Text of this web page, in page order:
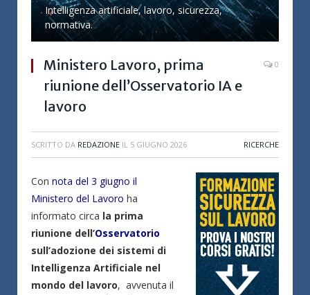
Intelligenza artificiale, lavoro, sicurezza,
normativa.
Ministero Lavoro, prima
riunione dell’Osservatorio IA e
lavoro
0
SCRITTO DA REDAZIONE IL 5 GIUGNO 2026 RICERCHE
Con nota del 3 giugno il
Ministero del Lavoro ha
informato circa la prima
riunione dell’Osservatorio
sull’adozione dei sistemi di
Intelligenza Artificiale nel
mondo del lavoro, avvenuta il